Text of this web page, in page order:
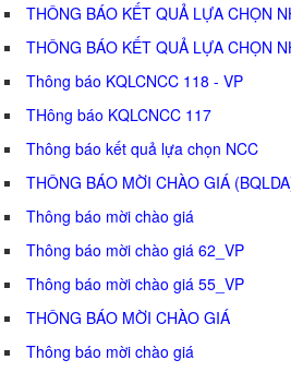
THÔNG BÁO KẾT QUẢ LỰA CHỌN
THÔNG BÁO KẾT QUẢ LỰA CHỌN
Thông báo KQLCNCC 118 - VP
THông báo KQLCNCC 117
Thông báo kết quả lựa chọn NCC
THÔNG BÁO MỜI CHÀO GIÁ
Thông báo mời chào giá
Thông báo mời chào giá 62_VP
Thông báo mời chào giá 55_VP
THÔNG BÁO MỜI CHÀO GIÁ
Thông báo mời chào giá